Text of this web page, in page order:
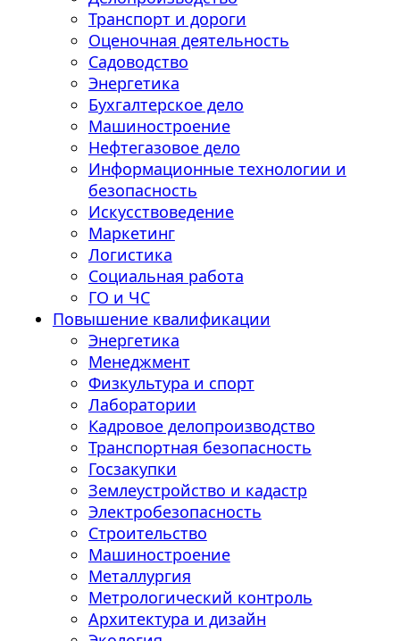
Транспорт и дороги
Оценочная деятельность
Садоводство
Энергетика
Бухгалтерское дело
Машиностроение
Нефтегазовое дело
Информационные технологии и
безопасность
Искусствоведение
Маркетинг
Логистика
Социальная работа
ГО и ЧС
Повышение квалификации
Энергетика
Менеджмент
Физкультура и спорт
Лаборатории
Кадровое делопроизводство
Транспортная безопасность
Госзакупки
Землеустройство и кадастр
Электробезопасность
Строительство
Машиностроение
Металлургия
Метрологический контроль
Архитектура и дизайн